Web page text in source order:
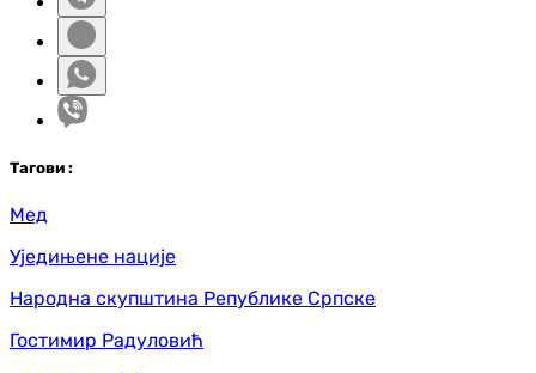
Тагови :
Мед
Уједињене нације
Народна скупштина Републике Српске
Гостимир Радуловић